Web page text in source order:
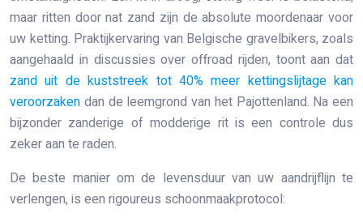
maar ritten door nat zand zijn de absolute moordenaar voor
uw ketting. Praktijkervaring van Belgische gravelbikers, zoals
aangehaald in discussies over offroad rijden, toont aan dat
zand uit de kuststreek tot 40% meer kettingslijtage kan
veroorzaken dan de leemgrond van het Pajottenland. Na een
bijzonder zanderige of modderige rit is een controle dus
zeker aan te raden.
De beste manier om de levensduur van uw aandrijflijn te
verlengen, is een rigoureus schoonmaakprotocol: